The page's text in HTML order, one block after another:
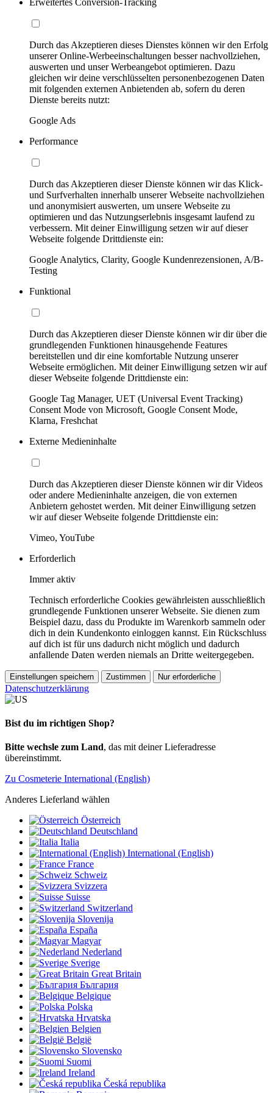
Durch das Akzeptieren dieses Dienstes können wir den Erfolg
unserer Online-Werbeeinschaltungen besser nachvollziehen,
auswerten und unser Werbeangebot optimieren. Dazu
gleichen wir deine verschlüsselten personenbezogenen Daten
mit folgenden externen Anbietenden ab, sofern du deren
Dienste bereits nutzt:
Google Ads
Performance
Durch das Akzeptieren dieser Dienste können wir das Klick-
und Surfverhalten innerhalb unserer Webseite nachvollziehen
und anonymisiert auswerten, um unsere Webseite zu
optimieren und das Nutzungserlebnis insgesamt laufend zu
verbessern. Mit deiner Einwilligung setzen wir auf dieser
Webseite folgende Drittdienste ein:
Google Analytics, Clarity, Google Kundenrezensionen, A/B-
Testing
Funktional
Durch das Akzeptieren dieser Dienste können wir dir über die
grundlegenden Funktionen hinausgehende Features
bereitstellen und dir eine komfortable Nutzung unserer
Webseite ermöglichen. Mit deiner Einwilligung setzen wir auf
dieser Webseite folgende Drittdienste ein:
Google Tag Manager, UET (Universal Event Tracking)
Consent Mode von Microsoft, Google Consent Mode,
Klarna, Freshchat
Externe Medieninhalte
Durch das Akzeptieren dieser Dienste können wir dir Videos
oder andere Medieninhalte anzeigen, die von externen
Anbietern gehostet werden. Mit deiner Einwilligung setzen
wir auf dieser Webseite folgende Drittdienste ein:
Vimeo, YouTube
Erforderlich
Immer aktiv
Technisch erforderliche Cookies gewährleisten ausschließlich
grundlegende Funktionen unserer Webseite. Sie dienen zum
Beispiel dazu, dass du Produkte im Warenkorb sammeln oder
dich in dein Kundenkonto einloggen kannst. Ein Rückschluss
auf dich ist für uns dadurch nicht möglich und dadurch
anfallende Daten werden niemals an Dritte weitergegeben.
Einstellungen speichern Zustimmen Nur erforderliche
Datenschutzerklärung
Bist du im richtigen Shop?
Bitte wechsle zum Land, das mit deiner Lieferadresse
übereinstimmt.
Zu Cosmeterie International (English)
Anderes Lieferland wählen
Österreich
Deutschland
Italia
International (English)
France
Schweiz
Svizzera
Suisse
Switzerland
Slovenija
España
Magyar
Nederland
Sverige
Great Britain
България
Belgique
Polska
Hrvatska
Belgien
België
Slovensko
Suomi
Ireland
Česká republika